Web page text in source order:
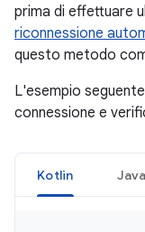
prima di effettuare
riconnessione
questo metodo
L'esempio
connessione e
Kotlin Java